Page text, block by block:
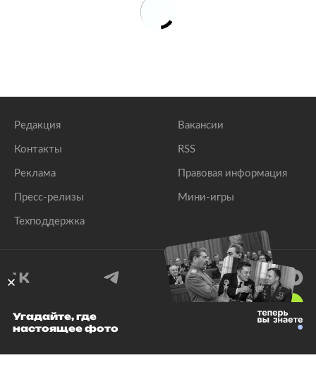
Редакция
Контакты
Реклама
Пресс-релизы
Техподдержка
Вакансии
RSS
Правовая информация
Мини-игры
© 1999–2026 Все права защищены.
Угадайте, где
настоящее фото